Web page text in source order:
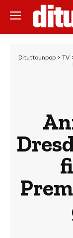
Dituttounpop > TV